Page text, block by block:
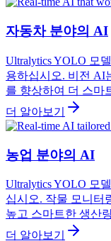
자동차 분야의 AI
Ultralytics YOLO 모
용하십시오. 비전 AI
를 향상하여 더 스마
더 알아보기
농업 분야의 AI
Ultralytics YOLO 모
십시오. 작물 모니터
높고 스마트한 생산
더 알아보기